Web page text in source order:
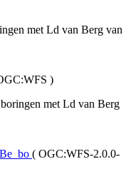
met Ld van Berg van
)
met Ld van Berg
( OGC:WFS-2.0.0-